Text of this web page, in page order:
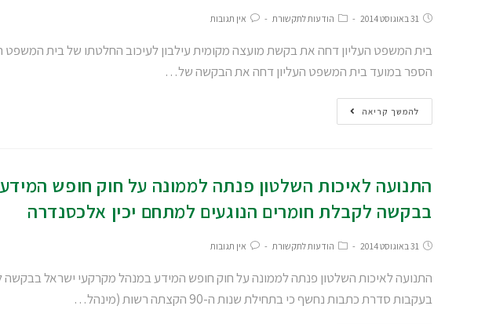
31 באוגוסט 2014 הודעות לתקשורת אין תגובות
בית המשפט העליון דחה את בקשת מועצה מקומית עילבון לעיכוב החלטתו של בית המשפט
הספר במועד בית המשפט העליון דחה את הבקשה של…
להמשך קריאה
התנועה לאיכות השלטון פנתה לממונה על חוק חופש
בבקשה לקבלת חומרים הנוגעים למתחם יכין אלכסנדרה
31 באוגוסט 2014 הודעות לתקשורת אין תגובות
התנועה לאיכות השלטון פנתה לממונה על חוק חופש המידע במנהל מקרקעי ישראל בבקשה
בעקבות סדרת כתבות נחשף כי בתחילת שנות ה-90 הקצתה רשות (מינהל…